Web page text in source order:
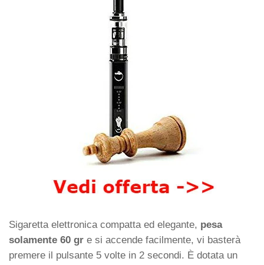
Sigaretta elettronica compatta ed elegante, pesa
solamente 60 gr e si accende facilmente, vi basterà
premere il pulsante 5 volte in 2 secondi. È dotata un